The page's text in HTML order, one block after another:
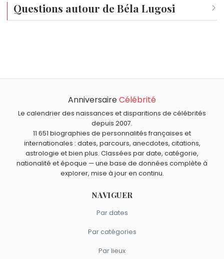
Questions autour de Béla Lugosi
Qui est mort le même jour que Béla Lugosi ?
, Alfredo Stroessner Henri Desgrange
comme Béla Lugosi.
Quels acteurs américains sont du signe Balance comme
Luke Perry,Jenna Ortega
Carrie Fishersont du signe Balance.
AnniversaireCélébrité
Le calendrier des naissances et disparitions de célébrités
depuis 2007.
11 651 biographies de personnalités françaises et
internationales : dates, parcours, anecdotes, citations,
astrologie et bien plus. Classées par date, catégorie,
nationalité et époque — une base de données complète à
explorer, mise à jour en continu.
NAVIGUER
Par dates
Par catégories
Par lieux